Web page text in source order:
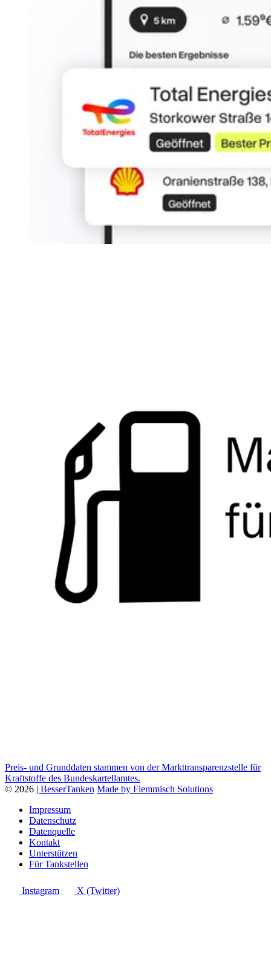
Preis- und Grunddaten stammen von der Markttransparenzstelle für
Kraftstoffe des Bundeskartellamtes.
© 2026 | BesserTanken Made by Flemmisch Solutions
Impressum
Datenschutz
Datenquelle
Kontakt
Unterstützen
Für Tankstellen
Instagram X (Twitter)